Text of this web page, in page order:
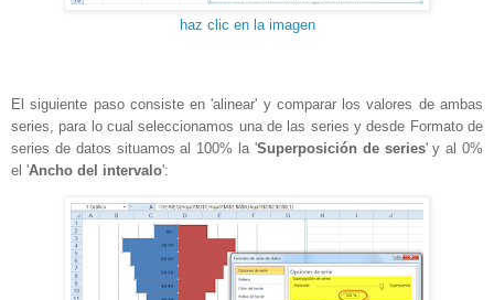
haz clic en la imagen
El siguiente paso consiste en 'alinear' y comparar los valores de ambas
series, para lo cual seleccionamos una de las series y desde Formato de
series de datos situamos al 100% la 'Superposición de series' y al 0%
el 'Ancho del intervalo':